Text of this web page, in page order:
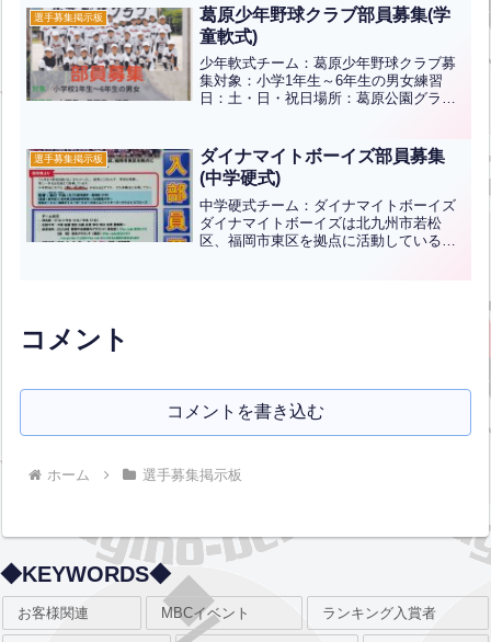
は三萩野バッティングセンター内の“部員
募集インフォメーション...全文はクリッ
ク
選手募集掲示板
葛原少年野球クラブ部員募集(学
童軟式)
少年軟式チーム：葛原少年野球クラブ募
集対象：小学1年生～6年生の男女練習
日：土・日・祝日場所：葛原公園グラウ
きます。見学やお問い合わせご希望の方
は三萩野バッティング...全文はクリック
選手募集掲示板
ダイナマイトボーイズ部員募集
(中学硬式)
中学硬式チーム：ダイナマイトボーイズ
ダイナマイトボーイズは北九州市若松
区、福岡市東区を拠点に活動している中
コメント
コメントを書き込む
ホーム 選手募集掲示板
◆KEYWORDS◆
お客様関連 MBCイベント ランキング入賞者